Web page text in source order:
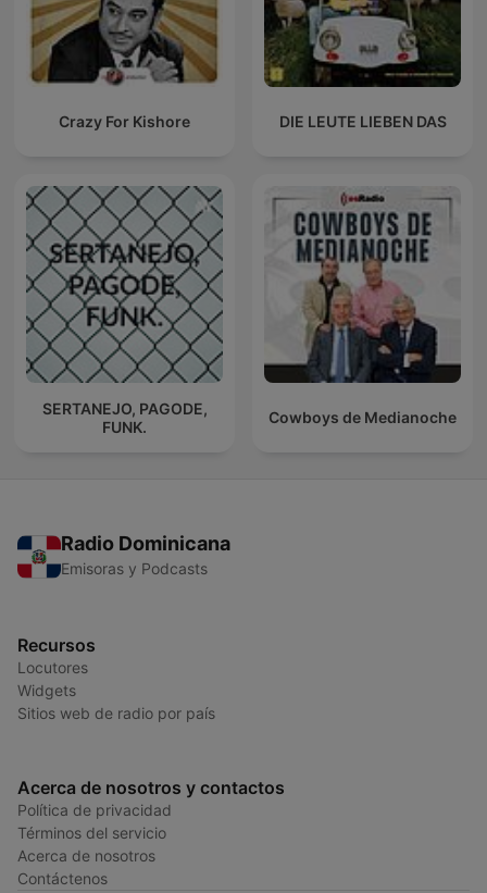
Crazy For Kishore DIE LEUTE LIEBEN DAS
SERTANEJO, PAGODE,
FUNK.
Cowboys de Medianoche
Radio Dominicana
Emisoras y Podcasts
Recursos
Locutores
Widgets
Sitios web de radio por país
Acerca de nosotros y contactos
Política de privacidad
Términos del servicio
Acerca de nosotros
Contáctenos